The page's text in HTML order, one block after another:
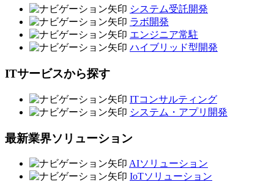
システム受託開発
ラボ開発
エンジニア常駐
ハイブリッド型開発
ITサービスから探す
ITコンサルティング
システム・アプリ開発
最新業界ソリューション
AIソリューション
IoTソリューション